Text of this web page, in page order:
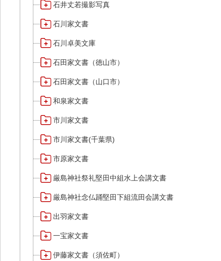
石井丈若撮影写真
石川家文書
石川卓美文庫
石田家文書（徳山市）
石田家文書（山口市）
和泉家文書
市川家文書
市川家文書(千葉県)
市原家文書
厳島神社祭礼堅田中組水上会講文書
厳島神社念仏踊堅田下組流田会講文書
出羽家文書
一宝家文書
伊藤家文書（須佐町）